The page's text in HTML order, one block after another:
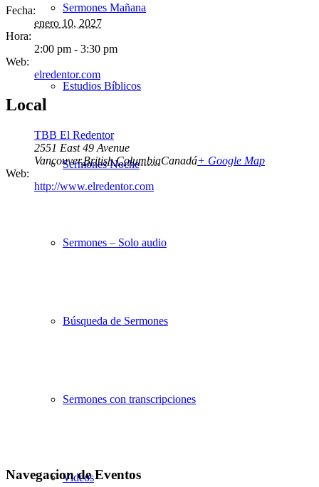
Sermones Mañana
Estudios Bíblicos
Sermones Noche
Sermones – Solo audio
Búsqueda de Sermones
Sermones con transcripciones
Videos
Fecha:
enero 10, 2027
Hora:
2:00 pm - 3:30 pm
Web:
elredentor.com
Local
TBB El Redentor
2551 East 49 Avenue
Vancouver,British ColumbiaCanadá+ Google Map
Web:
http://www.elredentor.com
Navegacion de Eventos